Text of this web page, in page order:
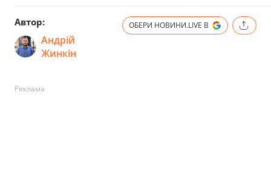
Автор:
Андрій
Жинкін
ОБЕРИ НОВИНИ.LIVE В
Реклама